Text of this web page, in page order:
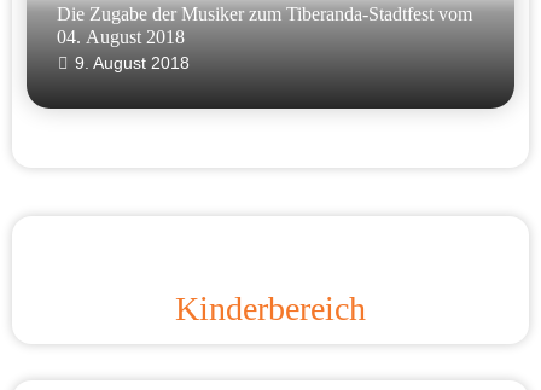
Die Zugabe der Musiker zum Tiberanda-Stadtfest vom
04. August 2018
9. August 2018
Kinderbereich